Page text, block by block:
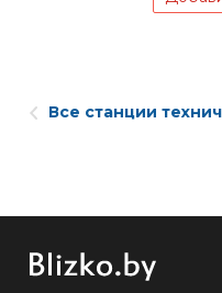
Все станции